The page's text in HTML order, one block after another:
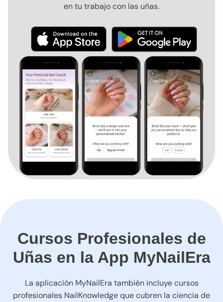
en tu trabajo con las uñas.
Cursos Profesionales de
Uñas en la App MyNailEra
La aplicación MyNailEra también incluye cursos
profesionales NailKnowledge que cubren la ciencia de